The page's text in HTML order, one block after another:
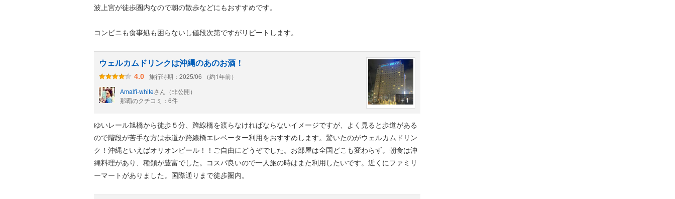
波上宮が徒歩圏内なので朝の散歩などにもおすすめです。
コンビニも食事処も困らないし値段次第ですがリピートします。
ウェルカムドリンクは沖縄のあのお酒！
4.0
旅行時期：2025/06 （約1年前）
Amalfi-whiteさん（非公開）
那覇のクチコミ：6件
＋1
ゆいレール旭橋から徒歩５分、跨線橋を渡らなければならないイメージですが、よく見ると歩道がある
ので階段が苦手な方は歩道か跨線橋エレベーター利用をおすすめします。驚いたのがウェルカムドリン
ク！沖縄といえばオリオンビール！！ご自由にどうぞでした。お部屋は全国どこも変わらず。朝食は沖
縄料理があり、種類が豊富でした。コスパ良いので一人旅の時はまた利用したいです。近くにファミリ
ーマートがありました。国際通りまで徒歩圏内。